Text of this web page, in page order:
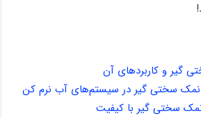
گیر و کاربردهای آن
نمک سختی گیر در سیستم‌های آب نرم کن
سختی گیر با کیفیت